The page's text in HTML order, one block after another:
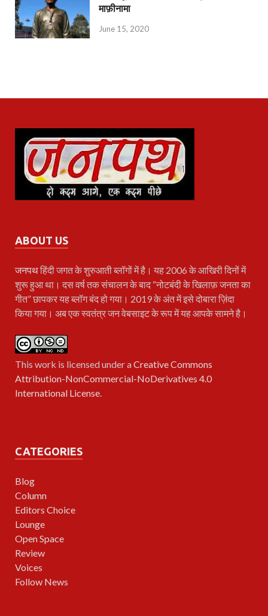
माफ़ीनामा
June 15, 2020
ABOUT US
जनपथहिंदी जगत के शुरुआती ब्लॉगों में है। यह 2006 के आखिरी दिनों में
शुरू हुआ था। दस वर्ष तक संचालन के बाद “नोटबंदी के खिलाफ़ जनता का
गीत” छापकर यह ब्लॉग बंद हो गया। 2019 के अंत में इसे दोबारा ज़िंदा
किया गया। अब एक स्वतंत्र जन वेबसाइट के रूप में यह आपके सामने है।
This work is licensed under aCreative Commons
Attribution-NonCommercial-NoDerivatives 4.0
International License.
CATEGORIES
Blog
Column
Editors Choice
Lounge
Open Space
Review
Voices
Follow News